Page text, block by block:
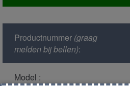
Productnummer(graag
melden bij bellen):
Model :